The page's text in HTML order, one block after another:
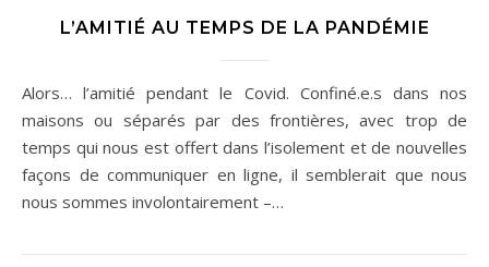
L’AMITIÉ AU TEMPS DE LA PANDÉMIE
Alors… l’amitié pendant le Covid. Confiné.e.s dans nos
maisons ou séparés par des frontières, avec trop de
temps qui nous est offert dans l’isolement et de nouvelles
façons de communiquer en ligne, il semblerait que nous
nous sommes involontairement –…